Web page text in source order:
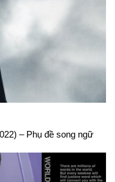
– Phụ đề song ngữ